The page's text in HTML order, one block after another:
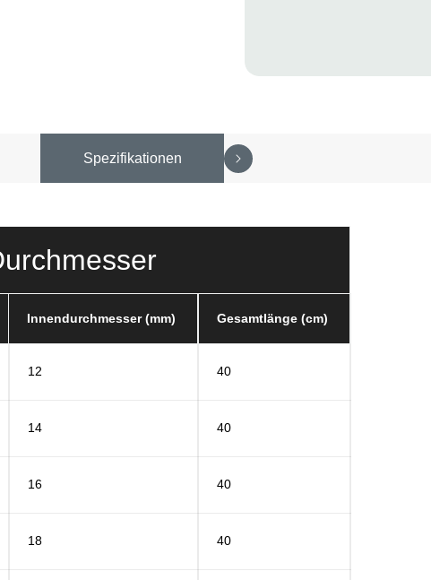
Spezifikationen
Innendurchmesser (mm) Gesamtlänge (cm)
12 40
14 40
16 40
18 40